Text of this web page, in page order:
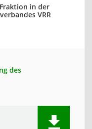
in der
VRR
des